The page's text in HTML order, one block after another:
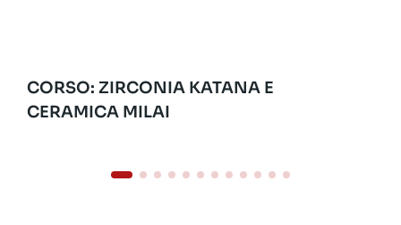
CORSO: ZIRCONIA KATANA E
CERAMICA MILAI